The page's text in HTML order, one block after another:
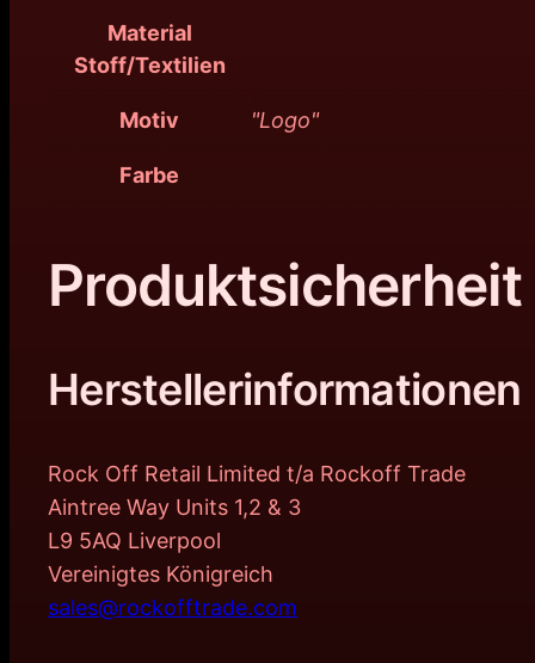
Material
Stoff/Textilien
Motiv "Logo"
Farbe
Produktsicherheit
Herstellerinformationen
Rock Off Retail Limited t/a Rockoff Trade
Aintree Way Units 1,2 & 3
L9 5AQ Liverpool
Vereinigtes Königreich
sales@rockofftrade.com